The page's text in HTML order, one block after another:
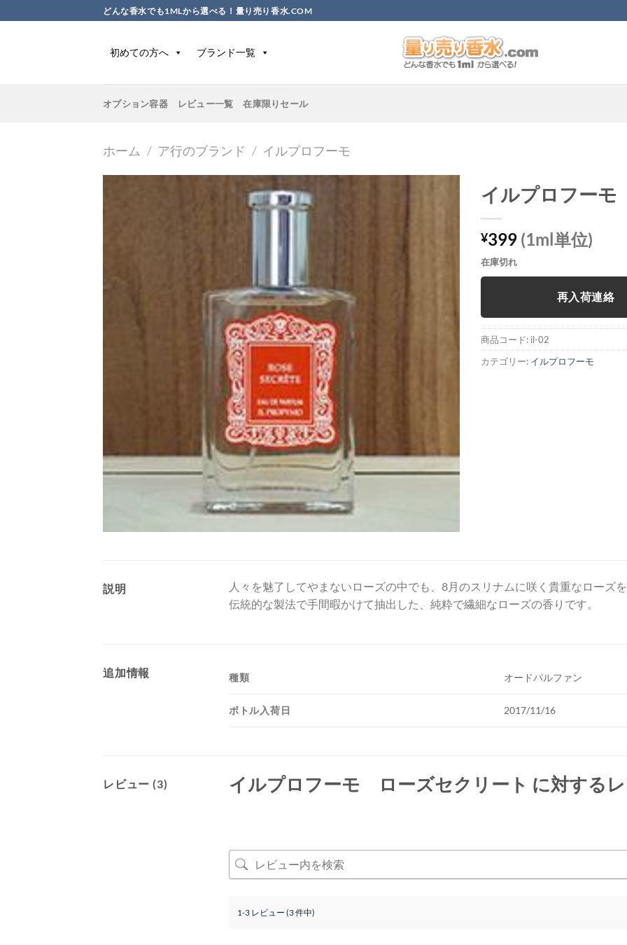
to
どんな香水でも1MLから選べる！量り売り香水.COM
初めての方へ ブランド一覧
オプション容器 レビュー一覧 在庫限りセール
ホーム / ア行のブランド / イルプロフーモ
イルプロフー
¥399 (1ml単位)
在庫切れ
再入荷連絡
商品コード: il-02
カテゴリー: イルプロフーモ
説明
人々を魅了してやまないローズの中でも、8月のスリナムに咲く貴重なローズ
伝統的な製法で手間暇かけて抽出した、純粋で繊細なローズの香りです。
追加情報 種類 オードパルファン
ボトル入荷日 2017/11/16
レビュー (3) イルプロフーモ ローズセクリート に対する
1-3 レビュー (3 件中)